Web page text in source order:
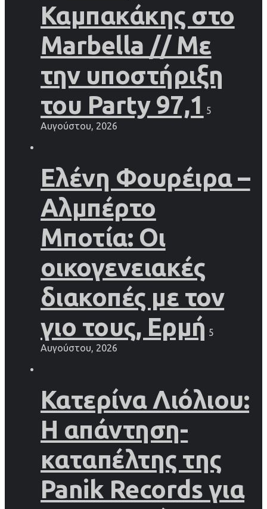
Καμπακάκης στο
Marbella // Με
την υποστήριξη
του Party 97,1
5
Αυγούστου, 2026
Ελένη Φουρέιρα –
Αλμπέρτο
Μποτία: Οι
οικογενειακές
διακοπές με τον
γιο τους, Ερμή 5
Αυγούστου, 2026
Κατερίνα Λιόλιου:
Η απάντηση-
καταπέλτης της
Panik Records για